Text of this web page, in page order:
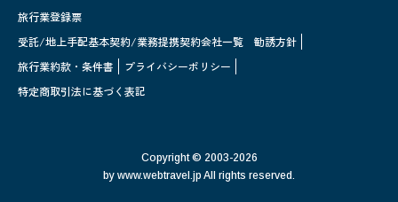
旅行業登録票
受託/地上手配基本契約/業務提携契約会社一覧
勧誘方針
旅行業約款・条件書
プライバシーポリシー
特定商取引法に基づく表記
Copyright © 2003-2026
by www.webtravel.jp All rights reserved.